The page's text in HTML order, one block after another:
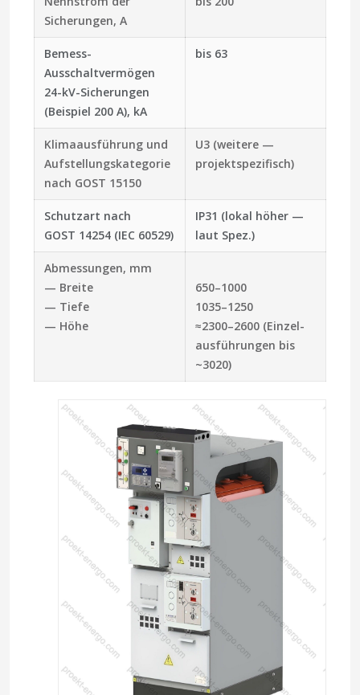
Sicherungen, A
Bemess-
Ausschaltvermögen
24-kV-Sicherungen
(Beispiel 200 A), kA
bis 63
Klimaausführung und
Aufstellungskategorie
nach GOST 15150
U3 (weitere —
projektspezifisch)
Schutzart nach
GOST 14254 (IEC 60529)
IP31 (lokal höher —
laut Spez.)
Abmessungen, mm
— Breite
— Tiefe
— Höhe
650–1000
1035–1250
≈2300–2600 (Einzel­
ausführungen bis
~3020)